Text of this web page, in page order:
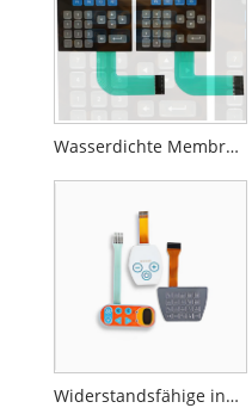
Wasserdichte Membrantastatur
Widerstandsfähige industrielle Tastatur-Membran-Technologie